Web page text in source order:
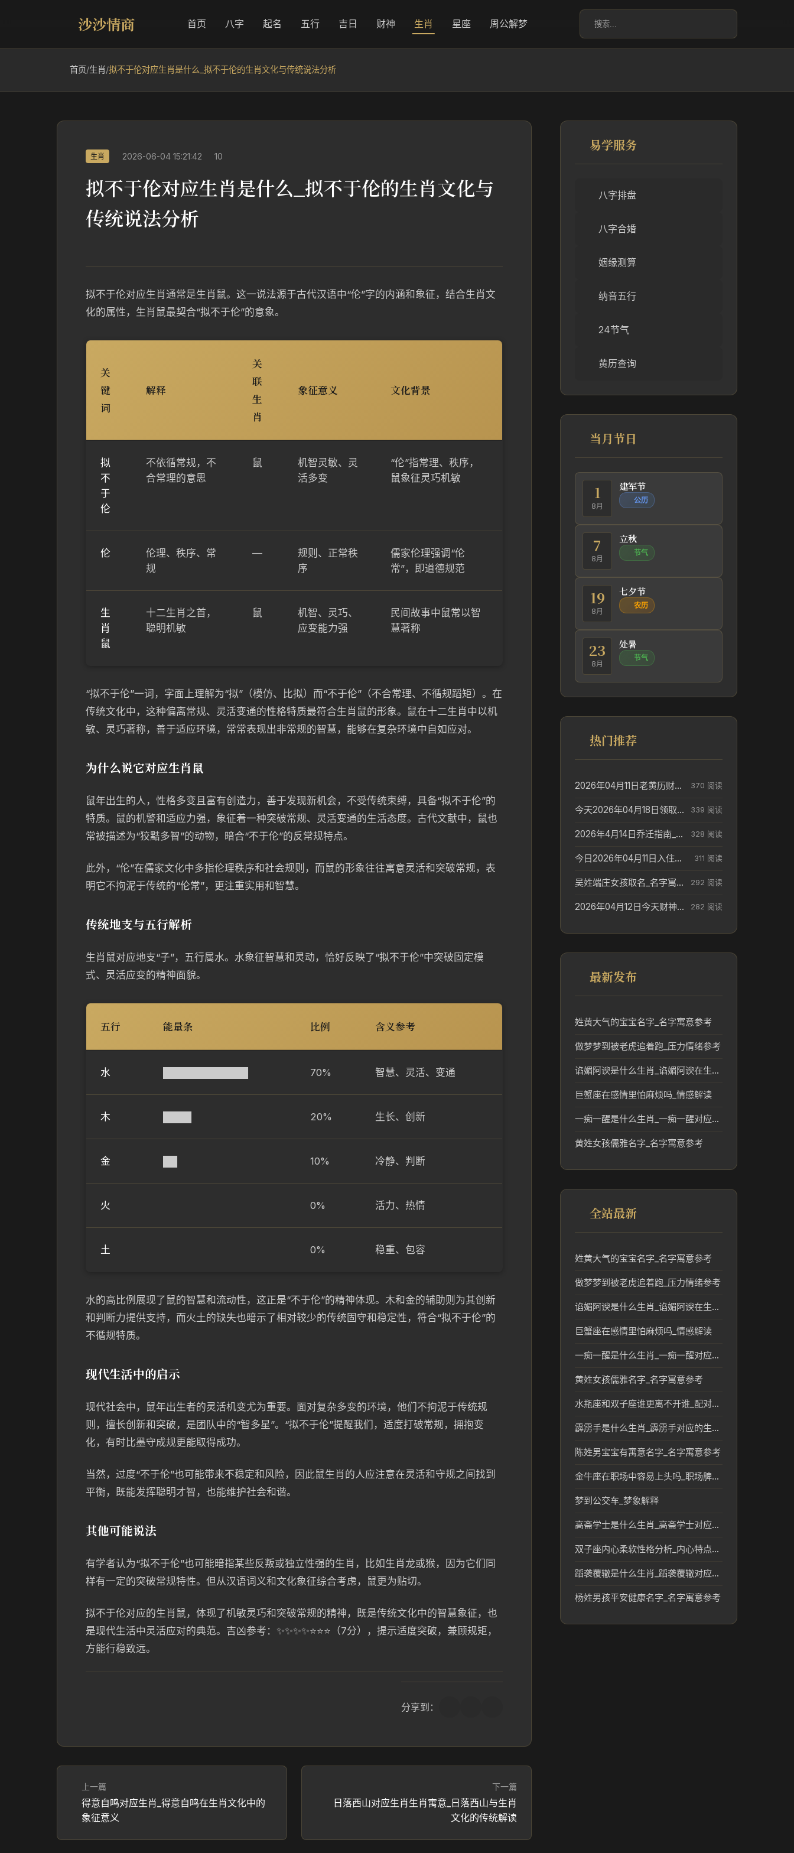
沙沙情商 首页 八字 起名 五行 吉日 财神 生肖 星座 周公解梦
首页/生肖/拟不于伦对应生肖是什么_拟不于伦的生肖文化与传统说法分析
生肖 2026-06-04 15:21:42 10
拟不于伦对应生肖是什么_拟不于伦的生肖文化与
传统说法分析
拟不于伦对应生肖通常是生肖鼠。这一说法源于古代汉语中“伦”字的内涵和象征，结合生肖文
化的属性，生肖鼠最契合“拟不于伦”的意象。
关
键
词
解释
关
联
生
肖
象征意义 文化背景
拟
不
于
伦
不依循常规，不
合常理的意思
鼠
机智灵敏、灵
活多变
“伦”指常理、秩序，
鼠象征灵巧机敏
伦
伦理、秩序、常
规
—
规则、正常秩
序
儒家伦理强调“伦
常”，即道德规范
生
肖
鼠
十二生肖之首，
聪明机敏
鼠
机智、灵巧、
应变能力强
民间故事中鼠常以智
慧著称
“拟不于伦”一词，字面上理解为“拟”（模仿、比拟）而“不于伦”（不合常理、不循规蹈矩）。在
传统文化中，这种偏离常规、灵活变通的性格特质最符合生肖鼠的形象。鼠在十二生肖中以机
敏、灵巧著称，善于适应环境，常常表现出非常规的智慧，能够在复杂环境中自如应对。
为什么说它对应生肖鼠
鼠年出生的人，性格多变且富有创造力，善于发现新机会，不受传统束缚，具备“拟不于伦”的
特质。鼠的机警和适应力强，象征着一种突破常规、灵活变通的生活态度。古代文献中，鼠也
常被描述为“狡黠多智”的动物，暗合“不于伦”的反常规特点。
此外，“伦”在儒家文化中多指伦理秩序和社会规则，而鼠的形象往往寓意灵活和突破常规，表
明它不拘泥于传统的“伦常”，更注重实用和智慧。
传统地支与五行解析
生肖鼠对应地支“子”，五行属水。水象征智慧和灵动，恰好反映了“拟不于伦”中突破固定模
式、灵活应变的精神面貌。
五行 能量条 比例 含义参考
水 70% 智慧、灵活、变通
木 20% 生长、创新
金 10% 冷静、判断
火 0% 活力、热情
土 0% 稳重、包容
水的高比例展现了鼠的智慧和流动性，这正是“不于伦”的精神体现。木和金的辅助则为其创新
和判断力提供支持，而火土的缺失也暗示了相对较少的传统固守和稳定性，符合“拟不于伦”的
不循规特质。
现代生活中的启示
现代社会中，鼠年出生者的灵活机变尤为重要。面对复杂多变的环境，他们不拘泥于传统规
则，擅长创新和突破，是团队中的“智多星”。“拟不于伦”提醒我们，适度打破常规，拥抱变
化，有时比墨守成规更能取得成功。
当然，过度“不于伦”也可能带来不稳定和风险，因此鼠生肖的人应注意在灵活和守规之间找到
平衡，既能发挥聪明才智，也能维护社会和谐。
其他可能说法
有学者认为“拟不于伦”也可能暗指某些反叛或独立性强的生肖，比如生肖龙或猴，因为它们同
样有一定的突破常规特性。但从汉语词义和文化象征综合考虑，鼠更为贴切。
拟不于伦对应的生肖鼠，体现了机敏灵巧和突破常规的精神，既是传统文化中的智慧象征，也
是现代生活中灵活应对的典范。吉凶参考：✨✨✨✨⭐⭐⭐（7分），提示适度突破，兼顾规矩，
方能行稳致远。
分享到：
上一篇
得意自鸣对应生肖_得意自鸣在生肖文化中的
象征意义
下一篇
日落西山对应生肖生肖寓意_日落西山与生肖
文化的传统解读
易学服务
八字排盘
八字合婚
姻缘测算
纳音五行
24节气
黄历查询
当月节日
1
8月
建军节
公历
7
8月
立秋
节气
19
8月
七夕节
农历
23
8月
处暑
节气
热门推荐
2026年04月11日老黄历财神方位_财神方位与供奉讲究 370 阅读
今天2026年04月18日领取结婚证老黄历不适合吗_领证日期参考 339 阅读
2026年4月14日乔迁指南_搬家择日参考 328 阅读
今日2026年04月11日入住新居老黄历不适宜吗_搬家择日参考 311 阅读
吴姓端庄女孩取名_名字寓意参考 292 阅读
2026年04月12日今天财神在哪个吉位_财神方位参考 282 阅读
最新发布
姓黄大气的宝宝名字_名字寓意参考
做梦梦到被老虎追着跑_压力情绪参考
谄媚阿谀是什么生肖_谄媚阿谀在生肖文化中的象征意义
巨蟹座在感情里怕麻烦吗_情感解读
一痴一醒是什么生肖_一痴一醒对应的生肖文化解读
黄姓女孩儒雅名字_名字寓意参考
全站最新
姓黄大气的宝宝名字_名字寓意参考
做梦梦到被老虎追着跑_压力情绪参考
谄媚阿谀是什么生肖_谄媚阿谀在生肖文化中的象征意义
巨蟹座在感情里怕麻烦吗_情感解读
一痴一醒是什么生肖_一痴一醒对应的生肖文化解读
黄姓女孩儒雅名字_名字寓意参考
水瓶座和双子座谁更离不开谁_配对关系解读
霹雳手是什么生肖_霹雳手对应的生肖及传统文化解读
陈姓男宝宝有寓意名字_名字寓意参考
金牛座在职场中容易上头吗_职场脾气与情绪解析
梦到公交车_梦象解释
高斋学士是什么生肖_高斋学士对应的生肖文化解读
双子座内心柔软性格分析_内心特点解析
蹈袭覆辙是什么生肖_蹈袭覆辙对应的生肖含义解析
杨姓男孩平安健康名字_名字寓意参考